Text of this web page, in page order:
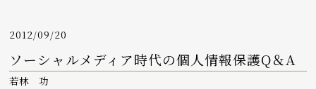
2012/09/20
ソーシャルメディア時代の個人情報保護Q＆A
若林 功